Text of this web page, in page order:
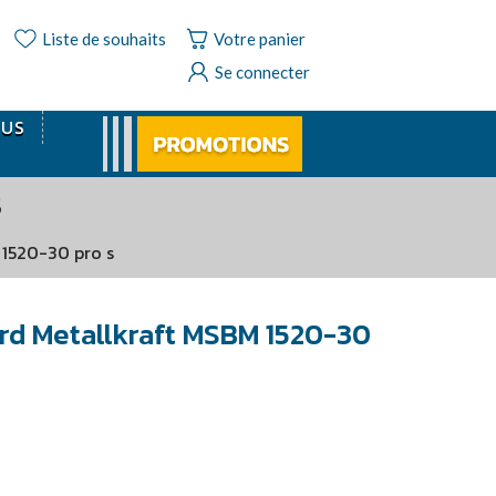
Liste de souhaits
Votre panier
Se connecter
30 pro s
Metallkraft MSBM 1520-30